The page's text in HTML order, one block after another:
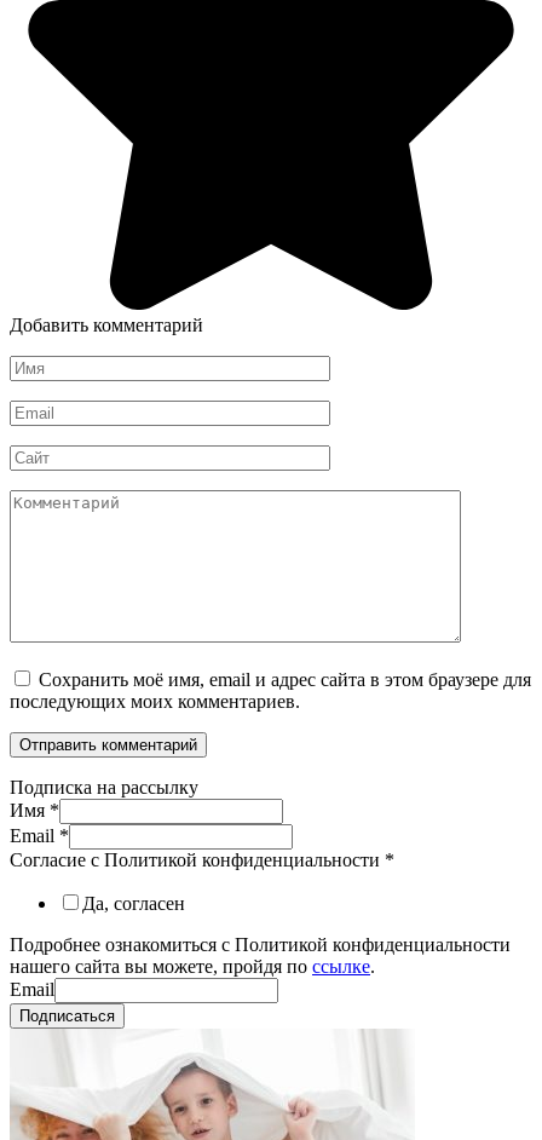
Добавить комментарий
Имя
*
Email
*
Сайт
Комментарий
Сохранить моё имя, email и адрес сайта в этом браузере для
последующих моих комментариев.
Подписка на рассылку
Имя *
Email *
Согласие с Политикой конфиденциальности *
Да, согласен
Подробнее ознакомиться с Политикой конфиденциальности
нашего сайта вы можете, пройдя по ссылке.
Email
Подписаться